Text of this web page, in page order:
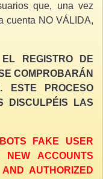
que, una vez
cuenta NO VÁLIDA,
REGISTRO DE
COMPROBARÁN
ESTE PROCESO
DISCULPÉIS LAS
FAKE USER
NEW ACCOUNTS
AUTHORIZED